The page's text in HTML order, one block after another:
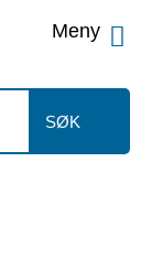
Meny
SØK